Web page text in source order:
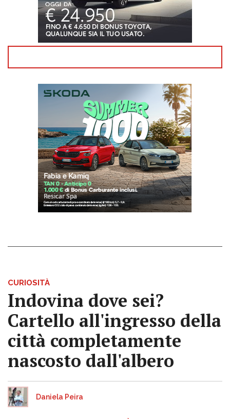
CURIOSITÀ
Indovina dove sei?
Cartello all'ingresso della
città completamente
nascosto dall'albero
Daniela Peira